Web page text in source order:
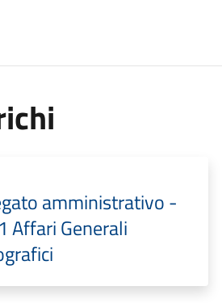
amministrativo -
Affari Generali